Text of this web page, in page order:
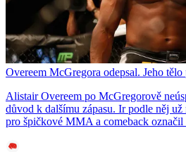
Overeem McGregora odepsal. Jeho
Alistair Overeem po McGregorově
důvod k dalšímu zápasu. Ir podle něj
pro špičkové MMA a comeback označil